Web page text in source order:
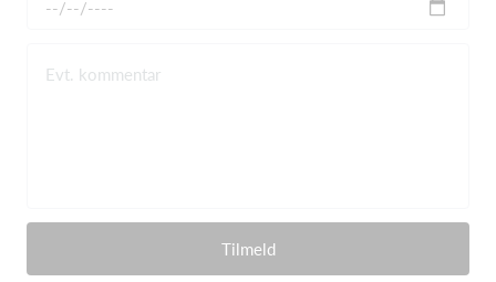
Evt. kommentar
Tilmeld